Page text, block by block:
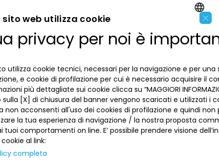
LA BANCA
Dove siamo
Lavora con noi
Reclami
Numeri utili
INFORMAZIONI PER IL CLIENTE
Privacy
La tua scelta sui cookies
Informativa al pubblico
Sepa
Sicurezza
ACCESSIBILITÀ E APP
SEGUICI SUI SOCIAL
ENGLISH
×
sito web utilizza cookie
privacy per noi è
utilizza cookie tecnici, necessari per la navigazione e per una
e cookie di profilazione per cui è necessario acquisire il
più dettagliate sui cookie clicca su “MAGGIORI
[X] di chiusura del banner vengono scaricati e utilizzati i
non acconsenti all'uso dei cookies di profilazione e quindi non
la tua esperienza di navigazione / la nostra proposta
tuoi comportamenti on line. E’ possibile prendere visione
al link:
completa